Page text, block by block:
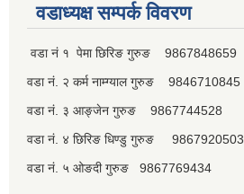
वडाध्यक्ष सम्पर्क विवरण
वडा नं १ पेमा छिरिङ गुरुङ 9867848659
वडा नं. २ कर्म नाम्ग्याल गुरुङ 9846710845
वडा नं. ३ आङ्जेन गुरुङ 9867744528
वडा नं. ४ छिरिङ धिण्डु गुरुङ 9867920503
वडा नं. ५ ओङदी गुरुङ 9867769434